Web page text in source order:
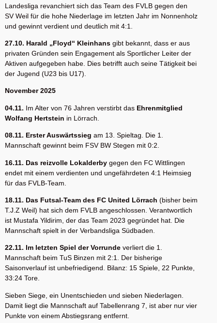
Landesliga revanchiert sich das Team des FVLB gegen den
SV Weil für die hohe Niederlage im letzten Jahr im Nonnenholz
und gewinnt verdient und deutlich mit 4:1.
27.10. Harald „Floyd“ Kleinhans gibt bekannt, dass er aus
privaten Gründen sein Engagement als Sportlicher Leiter der
Aktiven aufgegeben habe. Dies betrifft auch seine Tätigkeit bei
der Jugend (U23 bis U17).
November 2025
04.11. Im Alter von 76 Jahren verstirbt das Ehrenmitglied
Wolfang Hertstein in Lörrach.
08.11. Erster Auswärtssieg am 13. Spieltag. Die 1.
Mannschaft gewinnt beim FSV BW Stegen mit 0:2.
16.11. Das reizvolle Lokalderby gegen den FC Wittlingen
endet mit einem verdienten und ungefährdeten 4:1 Heimsieg
für das FVLB-Team.
18.11. Das Futsal-Team des FC United Lörrach (bisher beim
T.J.Z Weil) hat sich dem FVLB angeschlossen. Verantwortlich
ist Mustafa Yildirim, der das Team 2023 gegründet hat. Die
Mannschaft spielt in der Verbandsliga Südbaden.
22.11. Im letzten Spiel der Vorrunde verliert die 1.
Mannschaft beim TuS Binzen mit 2:1. Der bisherige
Saisonverlauf ist unbefriedigend. Bilanz: 15 Spiele, 22 Punkte,
33:24 Tore.
Sieben Siege, ein Unentschieden und sieben Niederlagen.
Damit liegt die Mannschaft auf Tabellenrang 7, ist aber nur vier
Punkte von einem Abstiegsrang entfernt.